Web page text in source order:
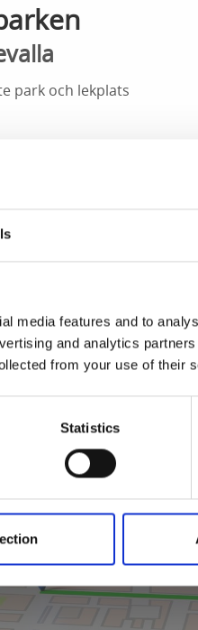
media features and to
and analytics
from your use of their
Statistics
park och lekplats
som inbjuder
heter då Uddevallas
teaterns framsida
i centrum. Idag kallas
har öppet året om och
i alla åldrar och är ett